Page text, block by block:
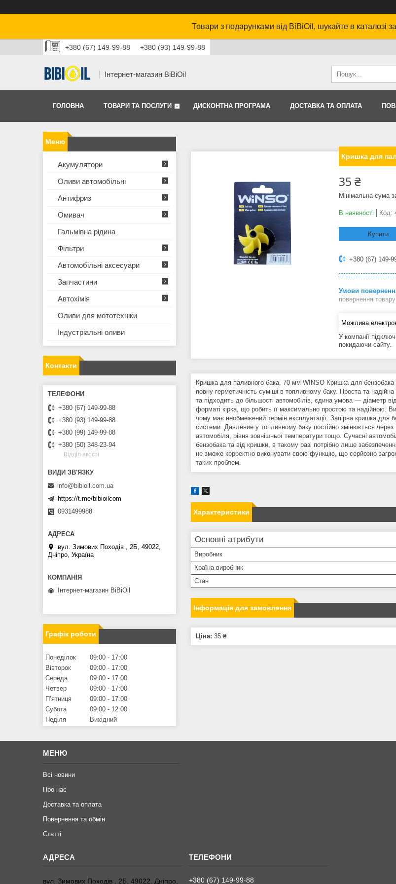
Товари з подарунками від BiBiOil, шукайте в каталозі
+380 (67) 149-99-88 +380 (93) 149-99-88
Інтернет-магазин BiBiOil
ГОЛОВНА ТОВАРИ ТА ПОСЛУГИ ДИСКОНТНА ПРОГРАМА ДОСТАВКА ТА ОПЛАТА
Кришка для
35 ₴
Мінімальна сума
В наявності Код:
Купити
+380 (67) 149-
повернення
У компанії
покидаючи сайту.
Кришка для паливного бака, 70 мм WINSO Кришка для бензобака
повну герметичність суміші в топливному баку. Проста та
та підходить до більшості автомобілів, єдина умова — діаметр
форматі кірка, що робить її максимально простою та надійною.
чому має необмежений термін експлуатації. Запірна кришка
системи. Давление у топливному баку постійно змінюється через
автомобіля, рівня зовнішньої температури тощо. Сучасні
бензобака та від кришки, в такому разі потрібно лише
не зможе корректно виконувати свою функцію, що серйозно
таких проблем.
Характеристики
Основні атрибути
Виробник
Країна виробник
Стан
Інформація для замовлення
Ціна: 35 ₴
Акумулятори
Оливи автомобільні
Антифриз
Омивач
Гальмівна рідина
Фільтри
Автомобільні аксесуари
Запчастини
Автохімія
Оливи для мототехнiки
Iндустрiальнi оливи
Контакти
+380 (67) 149-99-88
+380 (93) 149-99-88
+380 (99) 149-99-88
+380 (50) 348-23-94
Вiддiл якостi
info@bibioil.com.ua
https://t.me/bibioilcom
0931499988
вул. Зимових Походiв , 2Б, 49022,
Дніпро, Україна
Інтернет-магазин BiBiOil
Графік роботи
Понеділок 09:00
17:00
Вівторок
09:00
17:00
Середа
09:00
17:00
Четвер
09:00
17:00
Пʼятниця
09:00
17:00
Субота
09:00
12:00
Неділя
Вихідний
МЕНЮ
Всі новини
Про нас
Доставка та оплата
Повернення та обмiн
Статтi
вул. Зимових Походiв , 2Б, 49022, Дніпро, +380 (67) 149-99-88